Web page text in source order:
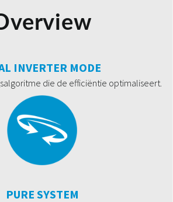
INVERTER MODE
die de efficiëntie optimaliseert.
PURE SYSTEM